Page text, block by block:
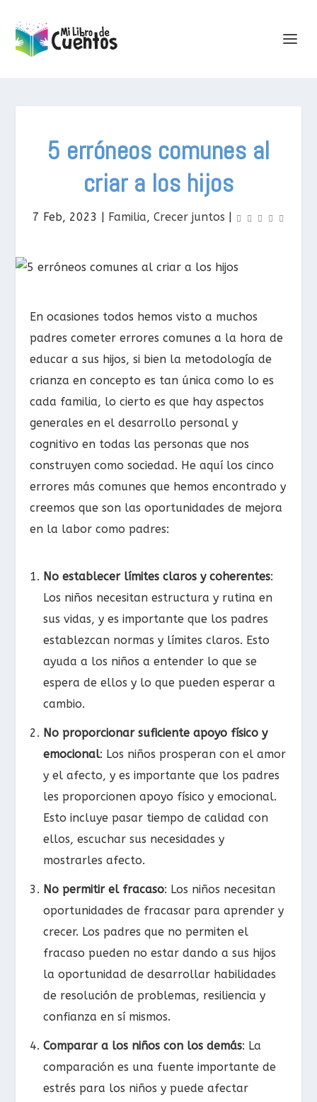
5 erróneos comunes al
criar a los hijos
7 Feb, 2023 | Familia, Crecer juntos |
En ocasiones todos hemos visto a muchos
padres cometer errores comunes a la hora de
educar a sus hijos, si bien la metodología de
crianza en concepto es tan única como lo es
cada familia, lo cierto es que hay aspectos
generales en el desarrollo personal y
cognitivo en todas las personas que nos
construyen como sociedad. He aquí los cinco
errores más comunes que hemos encontrado y
creemos que son las oportunidades de mejora
en la labor como padres:
No establecer límites claros y coherentes:
Los niños necesitan estructura y rutina en
sus vidas, y es importante que los padres
establezcan normas y límites claros. Esto
ayuda a los niños a entender lo que se
espera de ellos y lo que pueden esperar a
cambio.
No proporcionar suficiente apoyo físico y
emocional: Los niños prosperan con el amor
y el afecto, y es importante que los padres
les proporcionen apoyo físico y emocional.
Esto incluye pasar tiempo de calidad con
ellos, escuchar sus necesidades y
mostrarles afecto.
No permitir el fracaso: Los niños necesitan
oportunidades de fracasar para aprender y
crecer. Los padres que no permiten el
fracaso pueden no estar dando a sus hijos
la oportunidad de desarrollar habilidades
de resolución de problemas, resiliencia y
confianza en sí mismos.
Comparar a los niños con los demás: La
comparación es una fuente importante de
estrés para los niños y puede afectar